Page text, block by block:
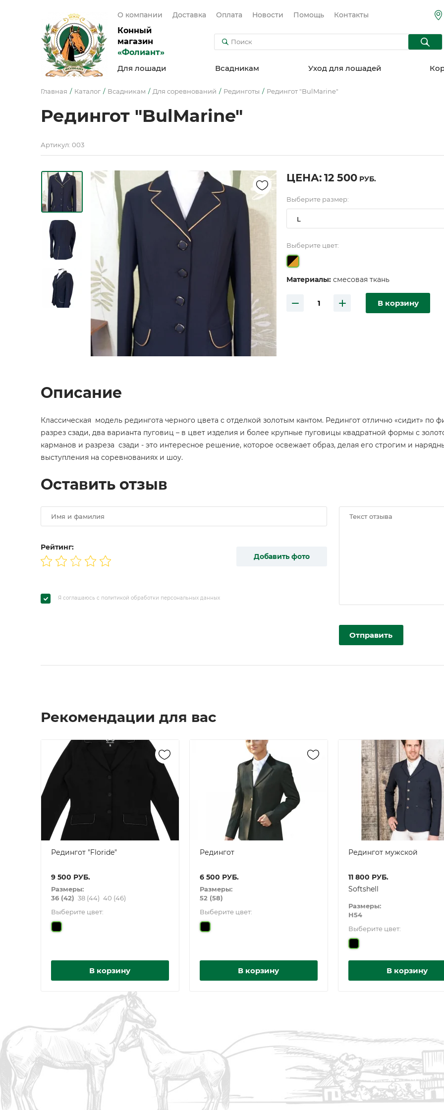
О компании Доставка Оплата Новости Помощь Контакты
Конный
магазин
«Фолиант»
Для лошади Всадникам Уход для лошадей
Главная Каталог Всадникам Для соревнований Рединготы Редингот "BulMarine"
Редингот "BulMarine"
Артикул: 003
ЦЕНА: 12 500 РУБ.
Выберите размер:
L
Выберите цвет:
Материалы: смесовая ткань
В корзину
Описание
Классическая модель редингота черного цвета с отделкой золотым кантом. Редингот отлично «сидит» по
разрез сзади, два варианта пуговиц – в цвет изделия и более крупные пуговицы квадратной формы с
карманов и разреза сзади - это интересное решение, которое освежает образ, делая его строгим и
выступления на соревнованиях и шоу.
Оставить отзыв
Рейтинг:
Добавить фото
Я соглашаюсь с политикой обработки персональных данных
Отправить
Рекомендации для вас
Редингот "Floride"
9 500 РУБ.
Размеры:
36 (42) 38 (44) 40 (46)
Выберите цвет:
В корзину
Редингот
6 500 РУБ.
Размеры:
52 (58)
Выберите цвет:
В корзину
Редингот мужской
11 800 РУБ.
Softshell
Размеры:
Н54
Выберите цвет:
В корзину